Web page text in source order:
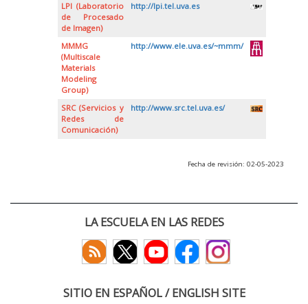
LPI (Laboratorio
de Procesado
de Imagen)
http://lpi.tel.uva.es
MMMG
(Multiscale
Materials
Modeling
Group)
http://www.ele.uva.es/~mmm/
SRC (Servicios y
Redes de
Comunicación)
http://www.src.tel.uva.es/
Fecha de revisión: 02-05-2023
LA ESCUELA EN LAS REDES
SITIO EN ESPAÑOL / ENGLISH SITE